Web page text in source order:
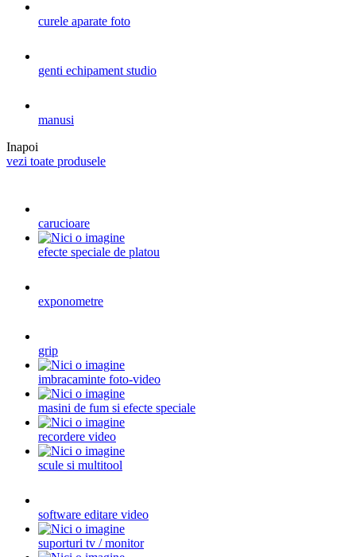
curele aparate foto
genti echipament studio
manusi
Inapoi
vezi toate produsele
carucioare
efecte speciale de platou
exponometre
grip
imbracaminte foto-video
masini de fum si efecte speciale
recordere video
scule si multitool
software editare video
suporturi tv / monitor